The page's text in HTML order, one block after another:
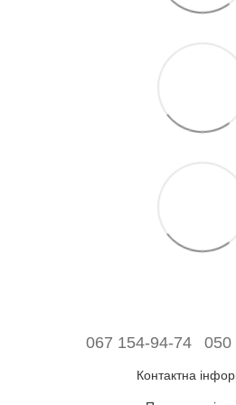
067 154-94-74 050
Контактна